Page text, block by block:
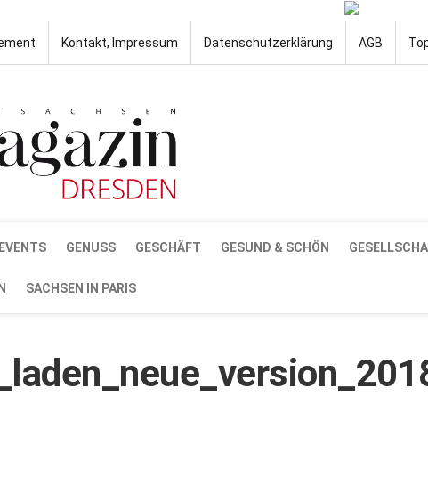
Kontakt, Impressum Datenschutzerklärung AGB
EVENTS GENUSS GESCHÄFT GESUND & SCHÖN
SACHSEN IN PARIS